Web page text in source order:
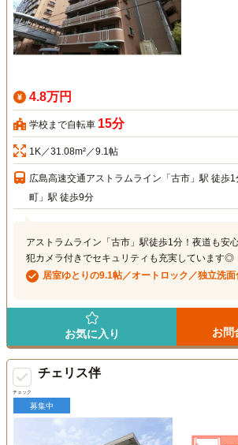
4.8万円
学校まで自転車 15分
1K／31.08m²／9.1帖
広島高速交通アストラムライン「古市」駅 徒歩
町」駅 徒歩9分
アストラムライン「古市」駅徒歩1分！夜道も安
犯カメラ付きでセキュリティも充実しています◎
居室ゆとりの9.1帖／オートロック／独立洗面
お気に入り お問
チェック
チェリス伴
募集中